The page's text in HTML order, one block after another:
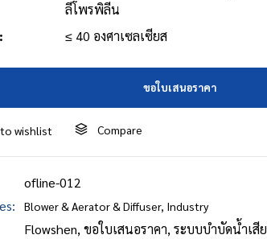
ลีโพรพิลีน
≤ 40 องศาเซลเซียส
ขอใบเสนอราคา
wishlist Compare
ofline-012
Blower & Aerator & Diffuser, Industry
Flowshen,ขอใบเสนอราคา,ระบบบำบัดน้ำเสีย